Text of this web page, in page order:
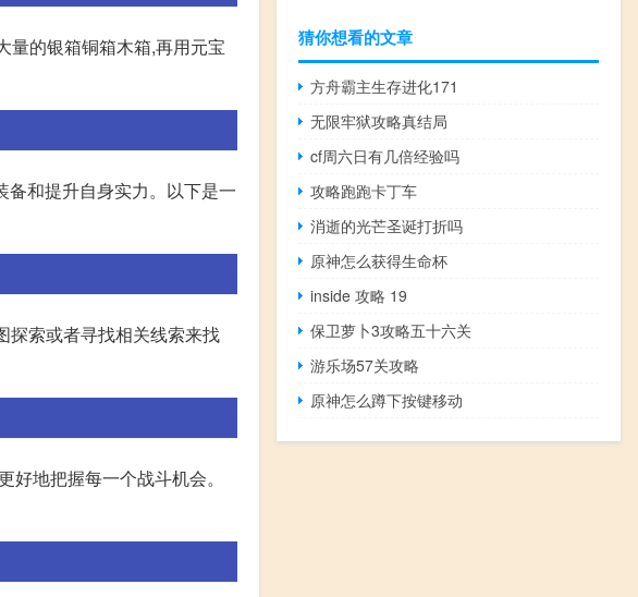
的银箱铜箱木箱,再用元宝
和提升自身实力。以下是一
探索或者寻找相关线索来找
地把握每一个战斗机会。
猜你想看的文章
方舟霸主生存进化171
无限牢狱攻略真结局
cf周六日有几倍经验吗
攻略跑跑卡丁车
消逝的光芒圣诞打折吗
原神怎么获得生命杯
inside 攻略 19
保卫萝卜3攻略五十六关
游乐场57关攻略
原神怎么蹲下按键移动